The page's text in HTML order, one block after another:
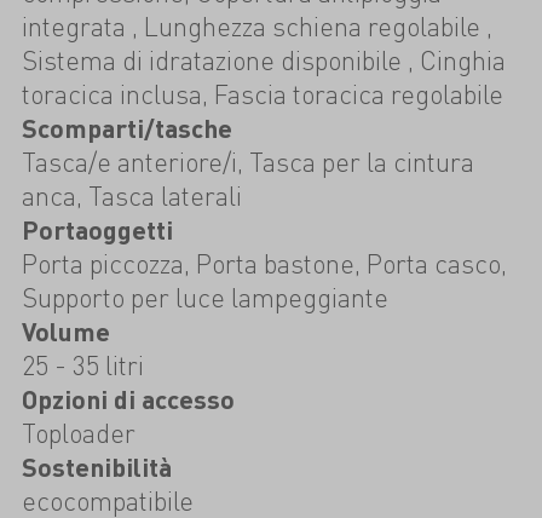
integrata , Lunghezza schiena regolabile ,
Sistema di idratazione disponibile , Cinghia
toracica inclusa, Fascia toracica regolabile
Scomparti/tasche
Tasca/e anteriore/i, Tasca per la cintura
anca, Tasca laterali
Portaoggetti
Porta piccozza, Porta bastone, Porta casco,
Supporto per luce lampeggiante
Volume
25 - 35 litri
Opzioni di accesso
Toploader
Sostenibilità
ecocompatibile